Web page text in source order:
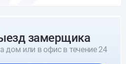
замерщика
дом или в офис в течение 24